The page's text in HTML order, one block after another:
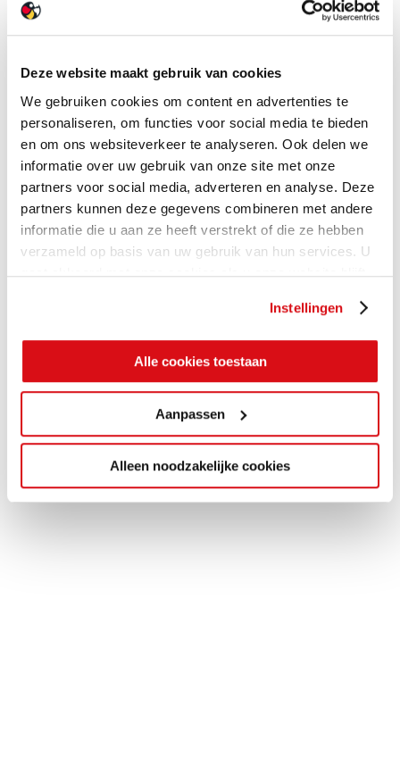
Deze website maakt gebruik van cookies
We gebruiken cookies om content en advertenties te
personaliseren, om functies voor social media te bieden
en om ons websiteverkeer te analyseren. Ook delen we
informatie over uw gebruik van onze site met onze
partners voor social media, adverteren en analyse. Deze
partners kunnen deze gegevens combineren met andere
informatie die u aan ze heeft verstrekt of die ze hebben
verzameld op basis van uw gebruik van hun services. U
gaat akkoord met onze cookies als u onze website blijft
Instellingen
Alle cookies toestaan
Aanpassen
Alleen noodzakelijke cookies